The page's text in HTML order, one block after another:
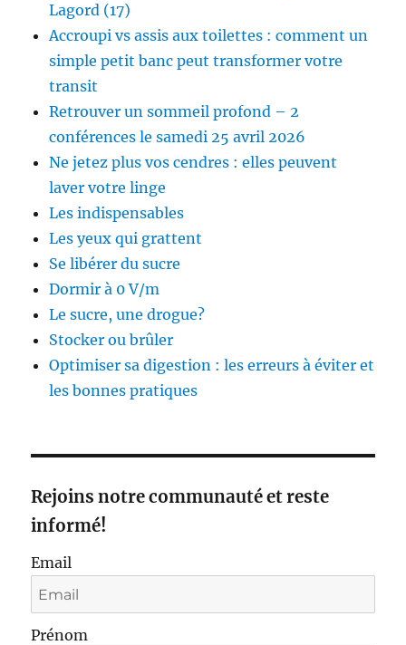
Lagord (17)
Accroupi vs assis aux toilettes : comment un
simple petit banc peut transformer votre
transit
Retrouver un sommeil profond – 2
conférences le samedi 25 avril 2026
Ne jetez plus vos cendres : elles peuvent
laver votre linge
Les indispensables
Les yeux qui grattent
Se libérer du sucre
Dormir à 0 V/m
Le sucre, une drogue?
Stocker ou brûler
Optimiser sa digestion : les erreurs à éviter et
les bonnes pratiques
Rejoins notre communauté et reste
informé!
Email
Prénom